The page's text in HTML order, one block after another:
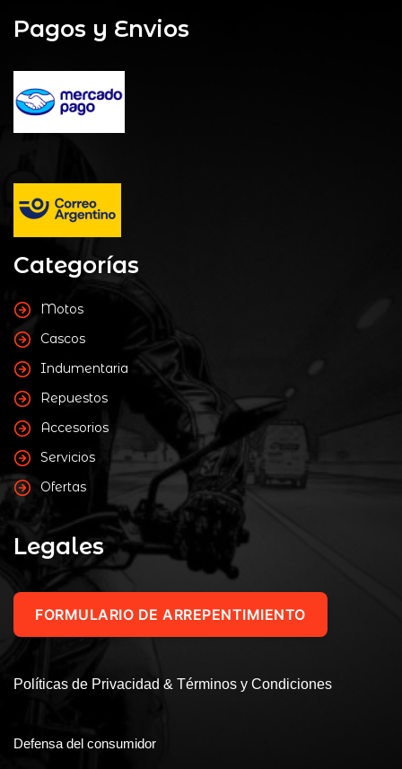
Pagos y Envios
Categorías
Motos
Cascos
Indumentaria
Repuestos
Accesorios
Servicios
Ofertas
Legales
FORMULARIO DE ARREPENTIMIENTO
Políticas de Privacidad & Términos y Condiciones
Defensa del consumidor